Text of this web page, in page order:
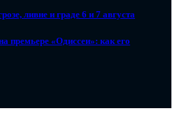
ливне и граде 6 и 7 августа
премьере «Одиссеи»: как его